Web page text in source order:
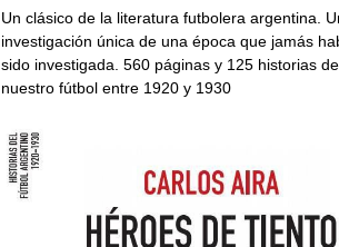
Un clásico de la literatura futbolera argentina.
investigación única de una época que jamás
sido investigada. 560 páginas y 125 historias de
nuestro fútbol entre 1920 y 1930